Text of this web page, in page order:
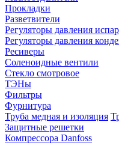
Прокладки
Разветвители
Регуляторы давления
Регуляторы давления
Ресиверы
Соленоидные вентили
Стекло смотровое
ТЭНы
Фильтры
Фурнитура
Труба медная и изоляция
Защитные решетки
Компрессора Danfoss